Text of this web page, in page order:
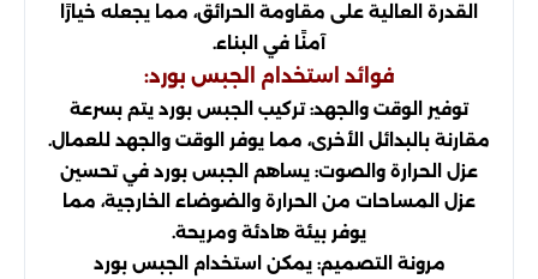
القدرة العالية على مقاومة الحرائق، مما يجعله خيارًا
آمنًا في البناء.
فوائد استخدام الجبس بورد:
توفير الوقت والجهد: تركيب الجبس بورد يتم بسرعة
مقارنة بالبدائل الأخرى، مما يوفر الوقت والجهد للعمال.
عزل الحرارة والصوت: يساهم الجبس بورد في تحسين
عزل المساحات من الحرارة والضوضاء الخارجية، مما
يوفر بيئة هادئة ومريحة.
مرونة التصميم: يمكن استخدام الجبس بورد